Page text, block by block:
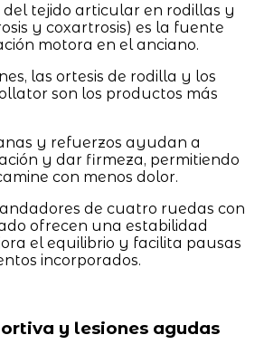
del tejido articular en rodillas y
y coxartrosis) es la fuente
motora en el anciano.
las ortesis de rodilla y los
son los productos más
y refuerzos ayudan a
y dar firmeza, permitiendo
con menos dolor.
de cuatro ruedas con
ofrecen una estabilidad
el equilibrio y facilita pausas
incorporados.
y lesiones agudas